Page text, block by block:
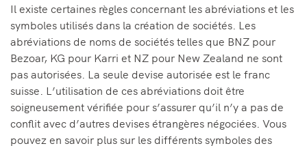
Il existe certaines règles concernant les abréviations et les
symboles utilisés dans la création de sociétés. Les
abréviations de noms de sociétés telles que BNZ pour
Bezoar, KG pour Karri et NZ pour New Zealand ne sont
pas autorisées. La seule devise autorisée est le franc
suisse. L’utilisation de ces abréviations doit être
soigneusement vérifiée pour s’assurer qu’il n’y a pas de
conflit avec d’autres devises étrangères négociées. Vous
pouvez en savoir plus sur les différents symboles des